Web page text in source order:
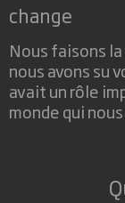
change
Nous faisons
nous avons su
avait un rôle
monde qui